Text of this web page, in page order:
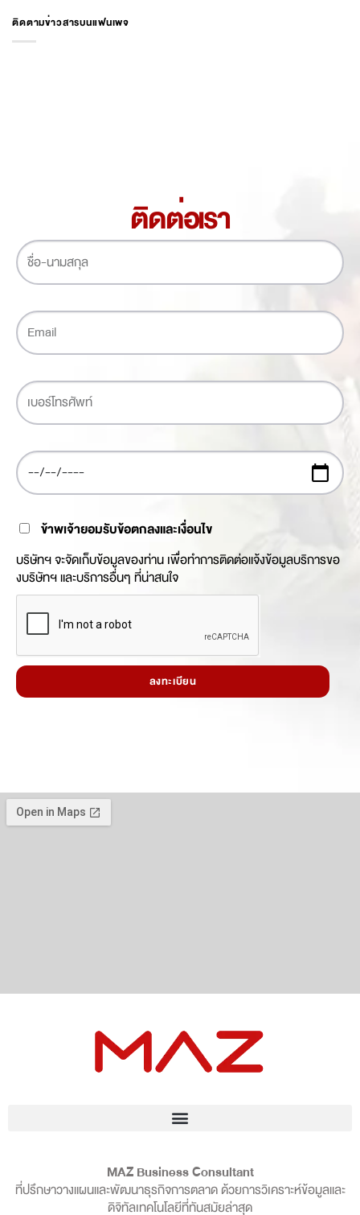
ติดตามข่าวสารบนแฟนเพจ
ติดต่อเรา
ข้าพเจ้ายอมรับข้อตกลงและเงื่อนไข
บริษัทฯ จะจัดเก็บข้อมูลของท่าน เพื่อทำการติดต่อแจ้งข้อมูลบริการขอ
งบริษัทฯ และบริการอื่นๆ ที่น่าสนใจ
ลงทะเบียน
MAZ Business Consultant
ที่ปรึกษาวางแผนและพัฒนาธุรกิจการตลาด ด้วยการวิเคราะห์ข้อมูลและ
ดิจิทัลเทคโนโลยีที่ทันสมัยล่าสุด